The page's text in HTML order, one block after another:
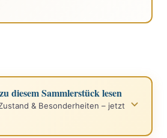
diesem Sammlerstück lesen
& Besonderheiten – jetzt